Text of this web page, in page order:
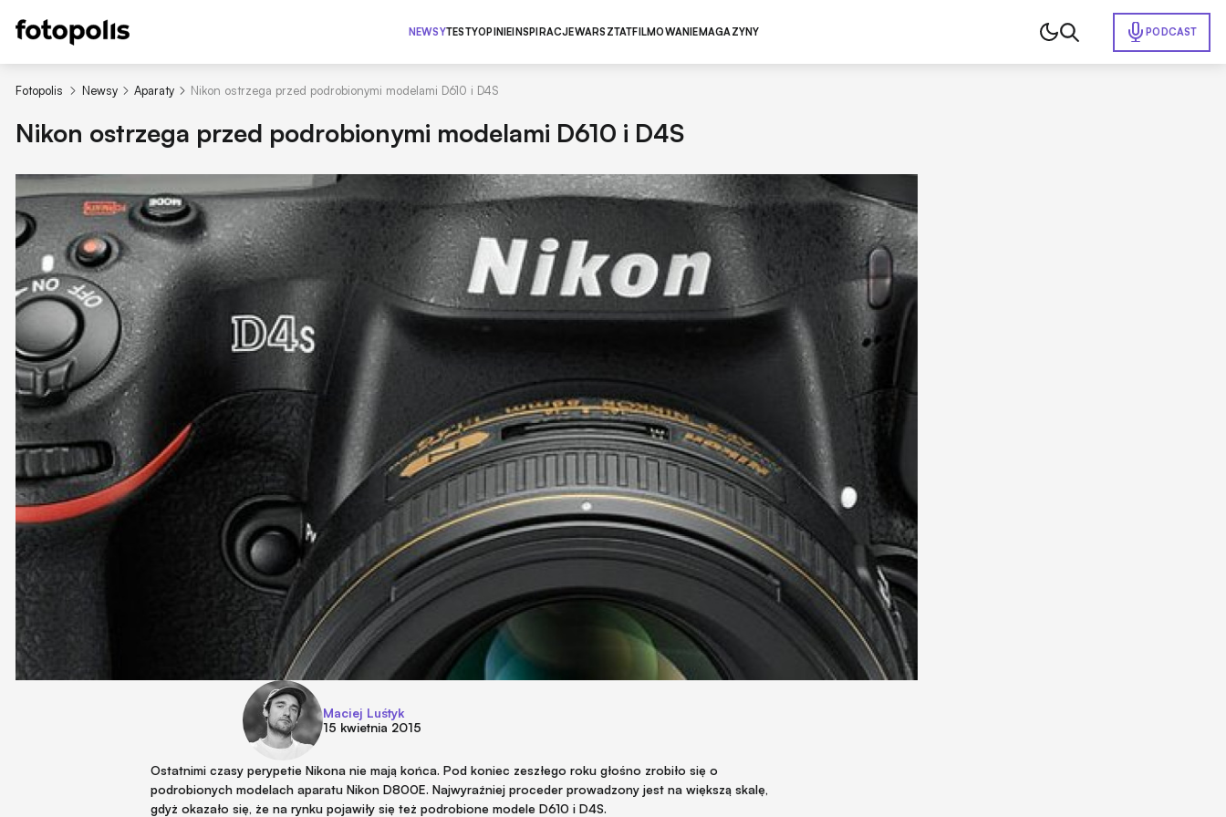
NEWSYTESTYOPINIEINSPIRACJEWARSZTATFILMOWANIEMAGAZYNY PODCAST
Fotopolis Newsy Aparaty Nikon ostrzega przed podrobionymi modelami D610 i D4S
Nikon ostrzega przed podrobionymi modelami D610 i D4S
Maciej Luśtyk
15 kwietnia 2015
Ostatnimi czasy perypetie Nikona nie mają końca. Pod koniec zeszłego roku głośno zrobiło się o
podrobionych modelach aparatu Nikon D800E. Najwyraźniej proceder prowadzony jest na większą skalę,
gdyż okazało się, że na rynku pojawiły się też podrobione modele D610 i D4S.